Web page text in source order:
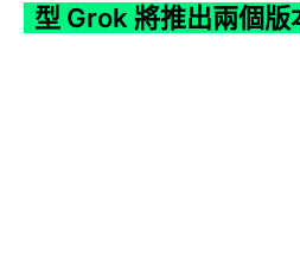
型 Grok 將推出兩個版